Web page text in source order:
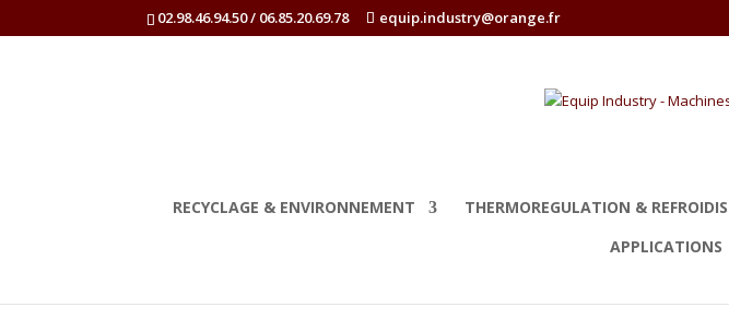
02.98.46.94.50 / 06.85.20.69.78 equip.industry@orange.fr
RECYCLAGE & ENVIRONNEMENT THERMOREGULATION &
APPLICATIONS